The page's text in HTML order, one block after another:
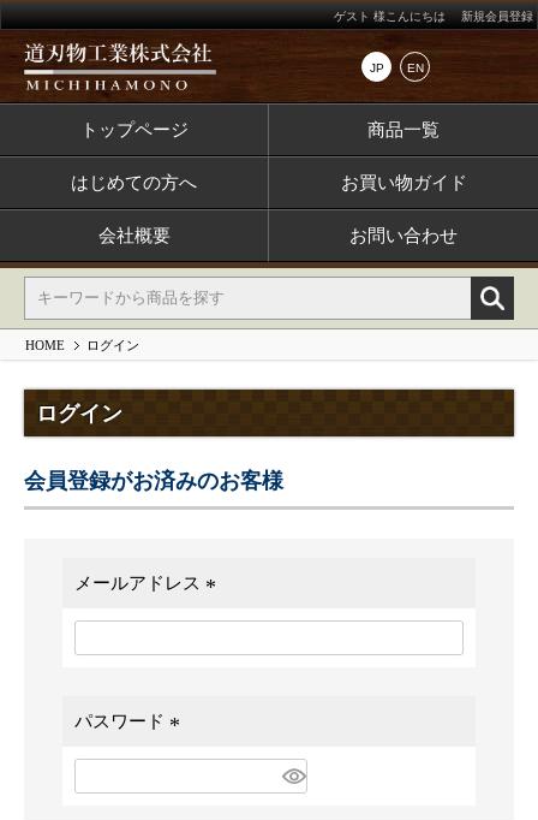
JP EN
ゲスト 様こんにちは 新規会員登録
トップページ 商品一覧
はじめての方へ お買い物ガイド
会社概要 お問い合わせ
HOME ログイン
ログイン
会員登録がお済みのお客様
メールアドレス
(
パスワード
(